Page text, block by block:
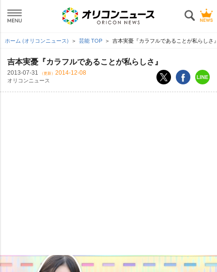
ホーム (オリコンニュース) 芸能 TOP 吉本実憂『カラフルであることが私らしさ
吉本実憂『カラフルであることが私らしさ』
2013-07-31 （更新） 2014-12-08
オリコンニュース